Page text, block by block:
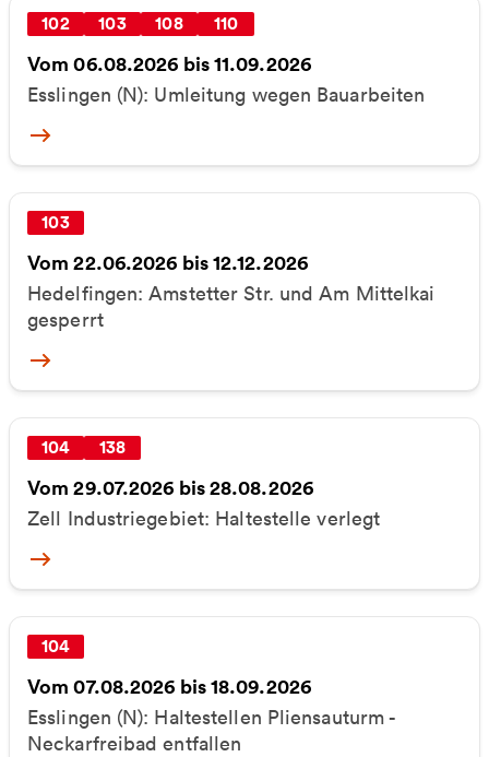
102 103 108 110
Vom 06.08.2026 bis 11.09.2026
Esslingen (N): Umleitung wegen Bauarbeiten
More
103
Vom 22.06.2026 bis 12.12.2026
Hedelfingen: Amstetter Str. und Am Mittelkai
gesperrt
More
104 138
Vom 29.07.2026 bis 28.08.2026
Zell Industriegebiet: Haltestelle verlegt
More
104
Vom 07.08.2026 bis 18.09.2026
Esslingen (N): Haltestellen Pliensauturm -
Neckarfreibad entfallen